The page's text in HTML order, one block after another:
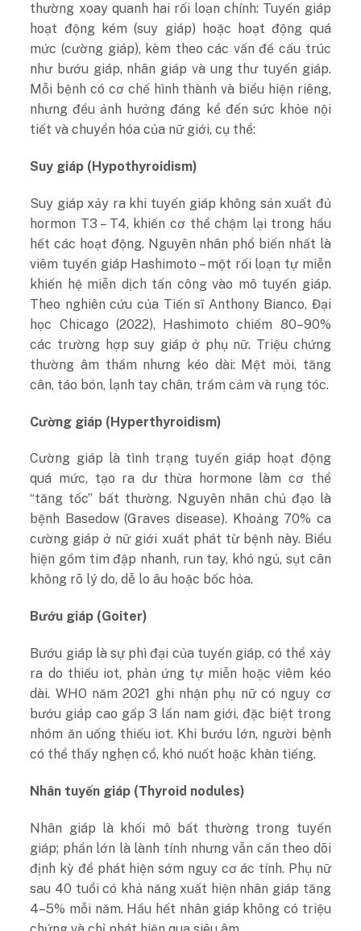
thường xoay quanh hai rối loạn chính: Tuyến giáp
hoạt động kém (suy giáp) hoặc hoạt động quá
mức (cường giáp), kèm theo các vấn đề cấu trúc
như bướu giáp, nhân giáp và ung thư tuyến giáp.
Mỗi bệnh có cơ chế hình thành và biểu hiện riêng,
nhưng đều ảnh hưởng đáng kể đến sức khỏe nội
tiết và chuyển hóa của nữ giới, cụ thể:
Suy giáp (Hypothyroidism)
Suy giáp xảy ra khi tuyến giáp không sản xuất đủ
hormon T3 – T4, khiến cơ thể chậm lại trong hầu
hết các hoạt động. Nguyên nhân phổ biến nhất là
viêm tuyến giáp Hashimoto – một rối loạn tự miễn
khiến hệ miễn dịch tấn công vào mô tuyến giáp.
Theo nghiên cứu của Tiến sĩ Anthony Bianco, Đại
học Chicago (2022), Hashimoto chiếm 80–90%
các trường hợp suy giáp ở phụ nữ. Triệu chứng
thường âm thầm nhưng kéo dài: Mệt mỏi, tăng
cân, táo bón, lạnh tay chân, trầm cảm và rụng tóc.
Cường giáp (Hyperthyroidism)
Cường giáp là tình trạng tuyến giáp hoạt động
quá mức, tạo ra dư thừa hormone làm cơ thể
“tăng tốc” bất thường. Nguyên nhân chủ đạo là
bệnh Basedow (Graves disease). Khoảng 70% ca
cường giáp ở nữ giới xuất phát từ bệnh này. Biểu
hiện gồm tim đập nhanh, run tay, khó ngủ, sụt cân
không rõ lý do, dễ lo âu hoặc bốc hỏa.
Bướu giáp (Goiter)
Bướu giáp là sự phì đại của tuyến giáp, có thể xảy
ra do thiếu iot, phản ứng tự miễn hoặc viêm kéo
dài. WHO năm 2021 ghi nhận phụ nữ có nguy cơ
bướu giáp cao gấp 3 lần nam giới, đặc biệt trong
nhóm ăn uống thiếu iot. Khi bướu lớn, người bệnh
có thể thấy nghẹn cổ, khó nuốt hoặc khàn tiếng.
Nhân tuyến giáp (Thyroid nodules)
Nhân giáp là khối mô bất thường trong tuyến
giáp; phần lớn là lành tính nhưng vẫn cần theo dõi
định kỳ để phát hiện sớm nguy cơ ác tính. Phụ nữ
sau 40 tuổi có khả năng xuất hiện nhân giáp tăng
4–5% mỗi năm. Hầu hết nhân giáp không có triệu